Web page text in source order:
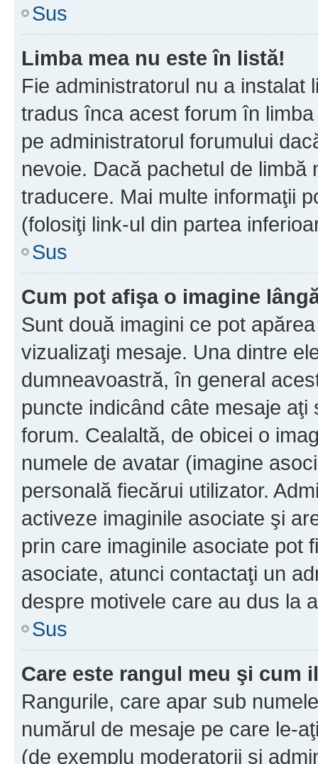
Sus
Limba mea nu este în listă!
Fie administratorul nu a instalat
tradus înca acest forum în
pe administratorul forumului
nevoie. Dacă pachetul de
traducere. Mai multe informaţii
(folosiţi link-ul din partea
Sus
Cum pot afişa o imagine
Sunt două imagini ce pot
vizualizaţi mesaje. Una dintre
dumneavoastră, în general
puncte indicând câte mesaje
forum. Cealaltă, de obicei o
numele de avatar (imagine
personală fiecărui utilizator.
activeze imaginile asociate şi
prin care imaginile asociate pot
asociate, atunci contactaţi un
despre motivele care au dus la
Sus
Care este rangul meu şi cum
Rangurile, care apar sub
numărul de mesaje pe care le-
(de exemplu moderatorii şi